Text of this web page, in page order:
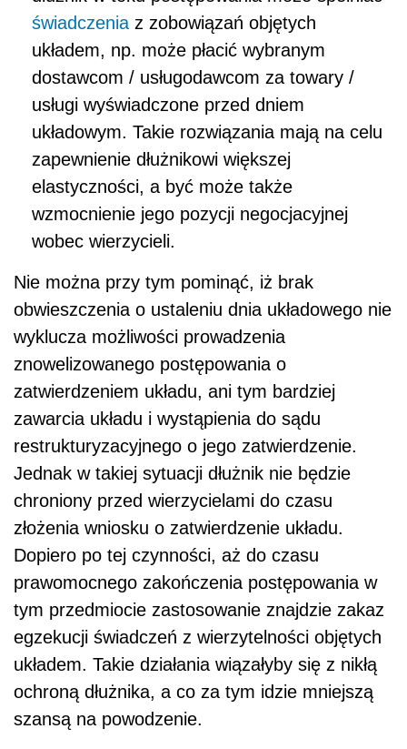
świadczenia z zobowiązań objętych
układem, np. może płacić wybranym
dostawcom / usługodawcom za towary /
usługi wyświadczone przed dniem
układowym. Takie rozwiązania mają na celu
zapewnienie dłużnikowi większej
elastyczności, a być może także
wzmocnienie jego pozycji negocjacyjnej
wobec wierzycieli.
Nie można przy tym pominąć, iż brak
obwieszczenia o ustaleniu dnia układowego nie
wyklucza możliwości prowadzenia
znowelizowanego postępowania o
zatwierdzeniem układu, ani tym bardziej
zawarcia układu i wystąpienia do sądu
restrukturyzacyjnego o jego zatwierdzenie.
Jednak w takiej sytuacji dłużnik nie będzie
chroniony przed wierzycielami do czasu
złożenia wniosku o zatwierdzenie układu.
Dopiero po tej czynności, aż do czasu
prawomocnego zakończenia postępowania w
tym przedmiocie zastosowanie znajdzie zakaz
egzekucji świadczeń z wierzytelności objętych
układem. Takie działania wiązałyby się z nikłą
ochroną dłużnika, a co za tym idzie mniejszą
szansą na powodzenie.